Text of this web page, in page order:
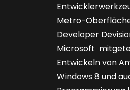
Metro-
Developer
Microsoft
Entwickeln von
Windows 8 und